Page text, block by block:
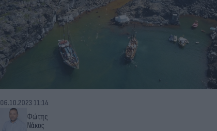
Φώτης
Νάκος
06.10.2023 11:14